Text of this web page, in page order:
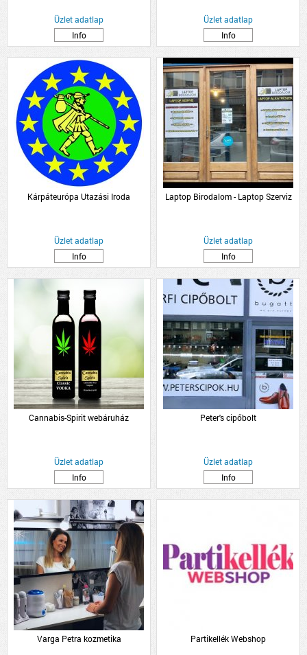
Üzlet adatlap
Info
Üzlet adatlap
Info
Kárpáteurópa Utazási Iroda
Üzlet adatlap
Info
Laptop Birodalom - Laptop Szerviz
Üzlet adatlap
Info
Cannabis-Spirit webáruház
Üzlet adatlap
Info
Peter's cipőbolt
Üzlet adatlap
Info
Varga Petra kozmetika Partikellék Webshop